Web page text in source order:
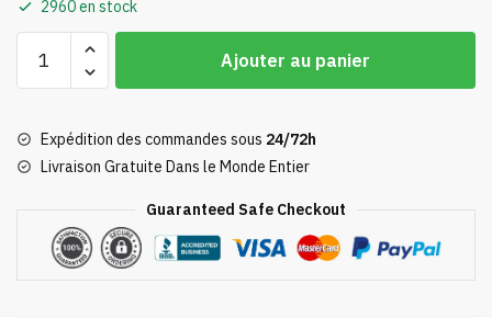
2960 en stock
Miyazaki
Ajouter au panier
Expédition des commandes sous 24/72h
Livraison Gratuite Dans le Monde Entier
Guaranteed Safe Checkout